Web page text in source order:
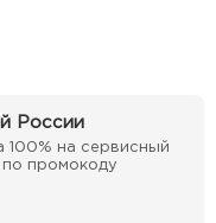
России
100% на сервисный
промокоду